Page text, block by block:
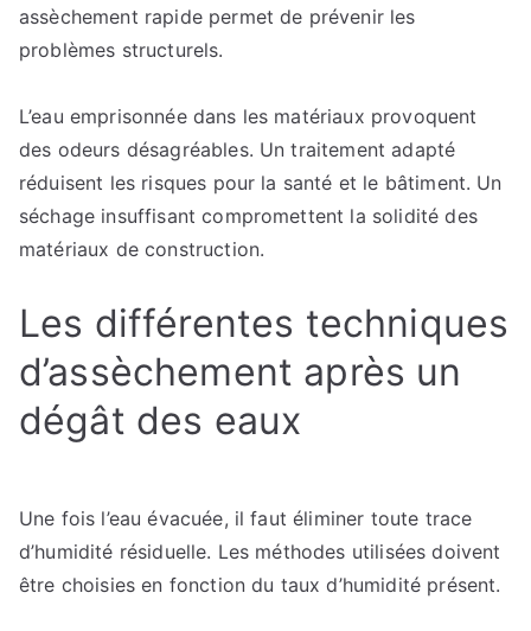
l’excès
assèchement rapide permet de prévenir les
problèmes structurels.
L’eau emprisonnée dans les matériaux provoquent
des odeurs désagréables. Un traitement adapté
réduisent les risques pour la santé et le bâtiment. Un
séchage insuffisant compromettent la solidité des
matériaux de construction.
Les différentes techniques
d’assèchement après un
dégât des eaux
Une fois l’eau évacuée, il faut éliminer toute trace
d’humidité résiduelle. Les méthodes utilisées doivent
être choisies en fonction du taux d’humidité présent.